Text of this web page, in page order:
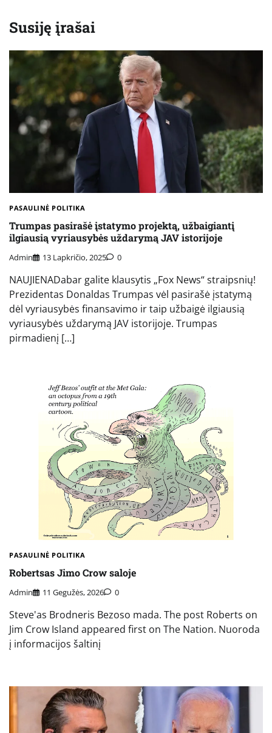
Susiję įrašai
PASAULINĖ POLITIKA
Trumpas pasirašė įstatymo projektą, užbaigiantį
ilgiausią vyriausybės uždarymą JAV istorijoje
Admin 13 Lapkričio, 2025 0
NAUJIENADabar galite klausytis „Fox News“ straipsnių!
Prezidentas Donaldas Trumpas vėl pasirašė įstatymą
dėl vyriausybės finansavimo ir taip užbaigė ilgiausią
vyriausybės uždarymą JAV istorijoje. Trumpas
pirmadienį […]
PASAULINĖ POLITIKA
Robertsas Jimo Crow saloje
Admin 11 Gegužės, 2026 0
Steve'as Brodneris Bezoso mada. The post Roberts on
Jim Crow Island appeared first on The Nation. Nuoroda
į informacijos šaltinį